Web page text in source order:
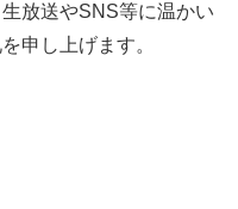
放送やSNS等に温かい
申し上げます。